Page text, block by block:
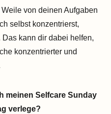
von deinen Aufgaben
selbst konzentrierst,
kann dir dabei helfen,
konzentrierter und
meinen Selfcare Sunday
verlege?